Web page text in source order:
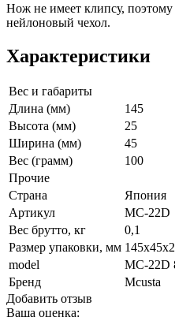
Нож не имеет клипсу,
нейлоновый чехол.
Характеристики
Вес и габариты
Длина (мм)
145
Высота (мм)
25
Ширина (мм)
45
Вес (грамм)
100
Прочие
Страна
Япония
Артикул
MC-22D
Вес брутто, кг
0,1
Размер упаковки, мм
model
MC-22D
Бренд
Mcusta
Добавить отзыв
Ваша оценка: